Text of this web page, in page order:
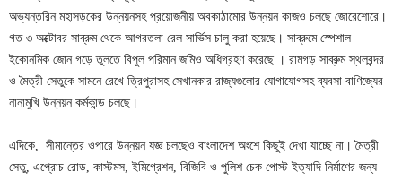
অভ্যন্তরিন মহাসড়কের উন্নয়নসহ প্রয়োজনীয় অবকাঠামোর উন্নয়ন কাজও চলছে জোরেশোরে।
গত ৩ অক্টোবর সাব্রুম থেকে আগরতলা রেল সার্ভিস চালু করা হয়েছে। সাব্রুমে স্পেশাল
ইকোনমিক জোন গড়ে তুলতে বিপুল পরিমান জমিও অধিগ্রহণ করেছে । রামগড় সাব্রুম স্থলবন্দর
ও মৈত্রী সেতুকে সামনে রেখে ত্রিপুরাসহ সেখানকার রাজ্যগুলোর যোগাযোগসহ ব্যবসা বাণিজ্যের
নানামুখি উন্নয়ন কর্মকান্ড চলছে।
এদিকে, সীমান্তের ওপারে উন্নয়ন যজ্ঞ চলছেও বাংলাদেশ অংশে কিছুই দেখা যাচ্ছে না। মৈত্রী
সেতু, এপ্রোচ রোড, কাস্টমস, ইমিগ্রেশন, বিজিবি ও পুলিশ চেক পোস্ট ইত্যাদি নির্মাণের জন্য